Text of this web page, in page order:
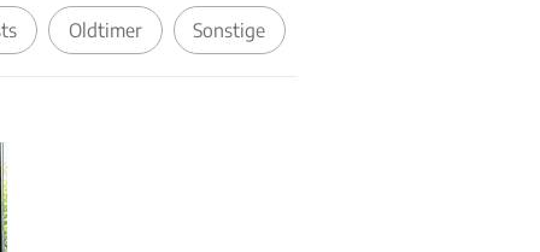
Oldtimer Sonstige